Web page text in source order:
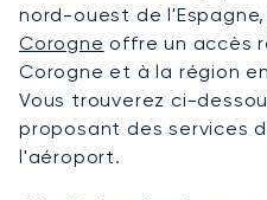
nord-ouest de
Corogne offre un accès
Corogne et à la région
Vous trouverez ci-
proposant des services
l'aéroport.